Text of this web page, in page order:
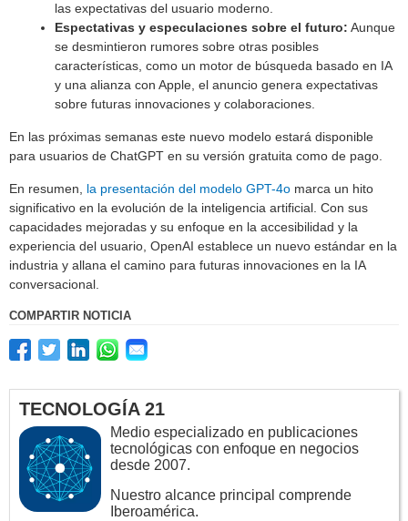
las expectativas del usuario moderno.
Espectativas y especulaciones sobre el futuro: Aunque
se desmintieron rumores sobre otras posibles
características, como un motor de búsqueda basado en IA
y una alianza con Apple, el anuncio genera expectativas
sobre futuras innovaciones y colaboraciones.
En las próximas semanas este nuevo modelo estará disponible
para usuarios de ChatGPT en su versión gratuita como de pago.
En resumen, la presentación del modelo GPT-4o marca un hito
significativo en la evolución de la inteligencia artificial. Con sus
capacidades mejoradas y su enfoque en la accesibilidad y la
experiencia del usuario, OpenAI establece un nuevo estándar en la
industria y allana el camino para futuras innovaciones en la IA
conversacional.
COMPARTIR NOTICIA
TECNOLOGÍA 21
Medio especializado en publicaciones
tecnológicas con enfoque en negocios
desde 2007.
Nuestro alcance principal comprende
Iberoamérica.